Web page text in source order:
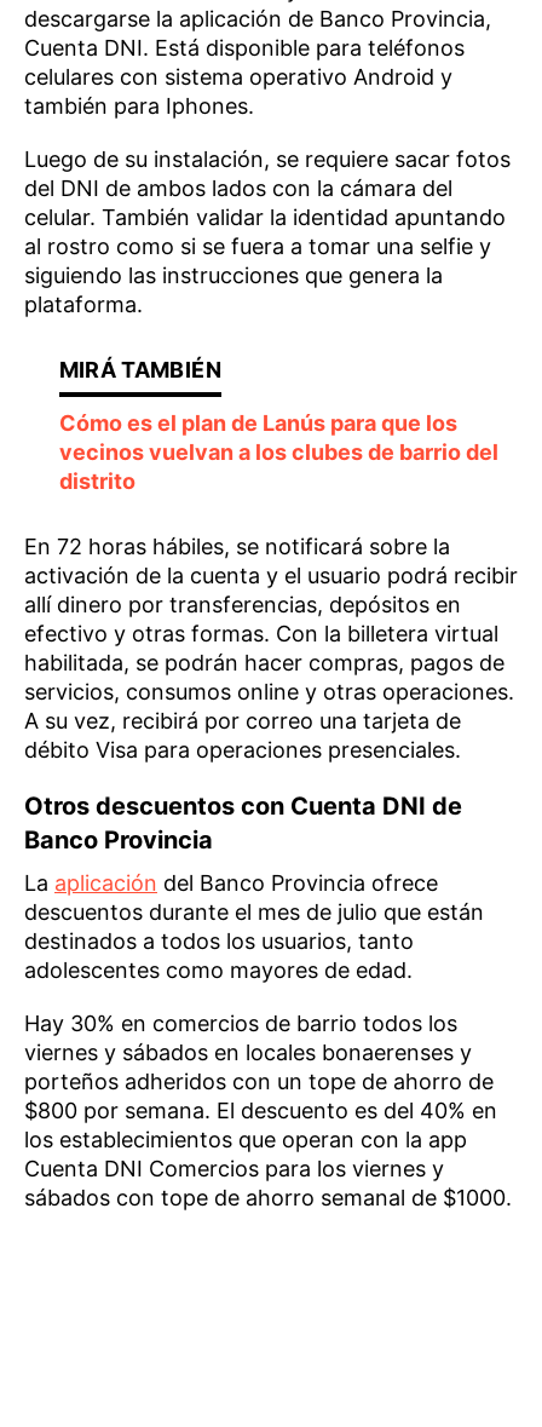
descargarse la aplicación de Banco Provincia,
Cuenta DNI. Está disponible para teléfonos
celulares con sistema operativo Android y
también para Iphones.
Luego de su instalación, se requiere sacar fotos
del DNI de ambos lados con la cámara del
celular. También validar la identidad apuntando
al rostro como si se fuera a tomar una selfie y
siguiendo las instrucciones que genera la
plataforma.
Cómo es el plan de Lanús para que los
vecinos vuelvan a los clubes de barrio del
distrito
En 72 horas hábiles, se notificará sobre la
activación de la cuenta y el usuario podrá recibir
allí dinero por transferencias, depósitos en
efectivo y otras formas. Con la billetera virtual
habilitada, se podrán hacer compras, pagos de
servicios, consumos online y otras operaciones.
A su vez, recibirá por correo una tarjeta de
débito Visa para operaciones presenciales.
Otros descuentos con Cuenta DNI de
Banco Provincia
La aplicación del Banco Provincia ofrece
descuentos durante el mes de julio que están
destinados a todos los usuarios, tanto
adolescentes como mayores de edad.
Hay 30% en comercios de barrio todos los
viernes y sábados en locales bonaerenses y
porteños adheridos con un tope de ahorro de
$800 por semana. El descuento es del 40% en
los establecimientos que operan con la app
Cuenta DNI Comercios para los viernes y
sábados con tope de ahorro semanal de $1000.